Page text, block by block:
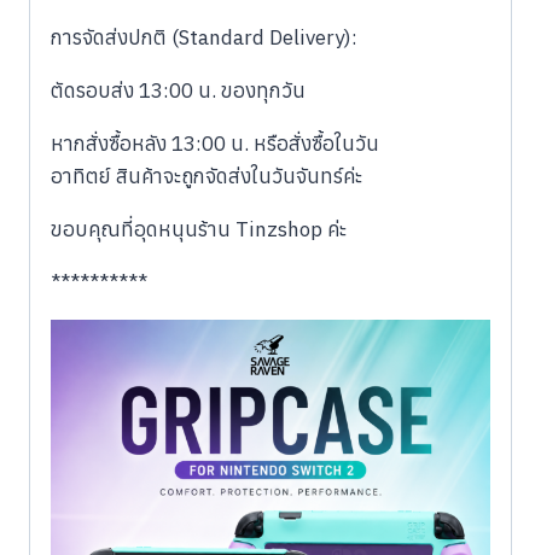
​การจัดส่งปกติ (Standard Delivery):
​ตัดรอบส่ง 13:00 น. ของทุกวัน
​หากสั่งซื้อหลัง 13:00 น. หรือสั่งซื้อในวัน
อาทิตย์ สินค้าจะถูกจัดส่งในวันจันทร์ค่ะ
ขอบคุณที่อุดหนุนร้าน Tinzshop ค่ะ
**********